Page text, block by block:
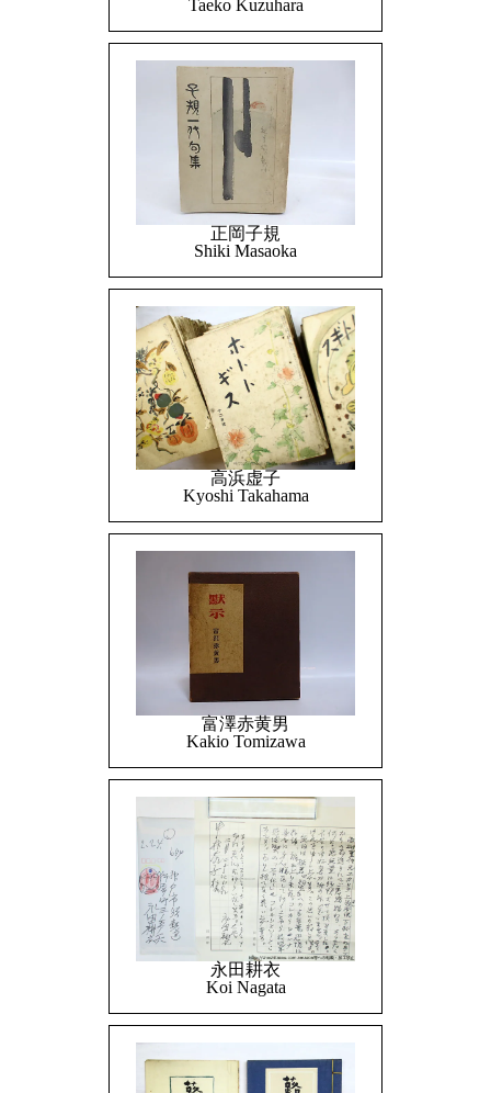
Taeko Kuzuhara
正岡子規
Shiki Masaoka
高浜虚子
Kyoshi Takahama
富澤赤黄男
Kakio Tomizawa
永田耕衣
Koi Nagata